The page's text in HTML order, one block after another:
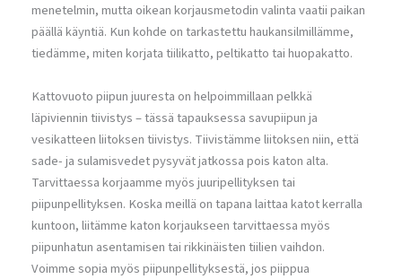
menetelmin, mutta oikean korjausmetodin valinta vaatii paikan
päällä käyntiä. Kun kohde on tarkastettu haukansilmillämme,
tiedämme, miten korjata tiilikatto, peltikatto tai huopakatto.
Kattovuoto piipun juuresta on helpoimmillaan pelkkä
läpiviennin tiivistys – tässä tapauksessa savupiipun ja
vesikatteen liitoksen tiivistys. Tiivistämme liitoksen niin, että
sade- ja sulamisvedet pysyvät jatkossa pois katon alta.
Tarvittaessa korjaamme myös juuripellityksen tai
piipunpellityksen. Koska meillä on tapana laittaa katot kerralla
kuntoon, liitämme katon korjaukseen tarvittaessa myös
piipunhatun asentamisen tai rikkinäisten tiilien vaihdon.
Voimme sopia myös piipunpellityksestä, jos piippua